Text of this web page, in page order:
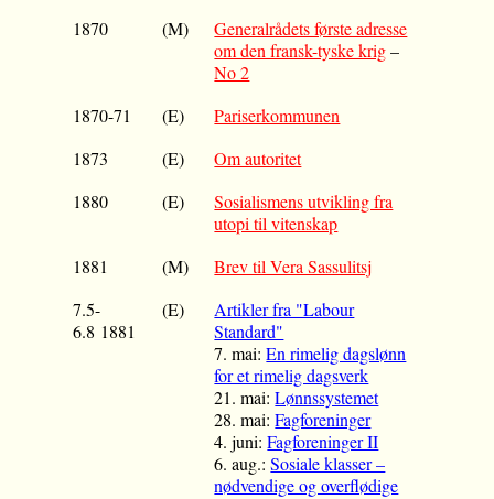
1870
(M)
Generalrådets første adresse
om den fransk-tyske krig–
No 2
1870-71
(E)
Pariserkommunen
1873
(E)
Om autoritet
1880
(E)
Sosialismens utvikling fra
utopi til vitenskap
1881
(M)
Brev til Vera Sassulitsj
7.5-
6.8 1881
(E)
Artikler fra "Labour
Standard"
7. mai:En rimelig dagslønn
for et rimelig dagsverk
21. mai:Lønnssystemet
28. mai:Fagforeninger
4. juni:Fagforeninger II
6. aug.:Sosiale klasser –
nødvendige og overflødige